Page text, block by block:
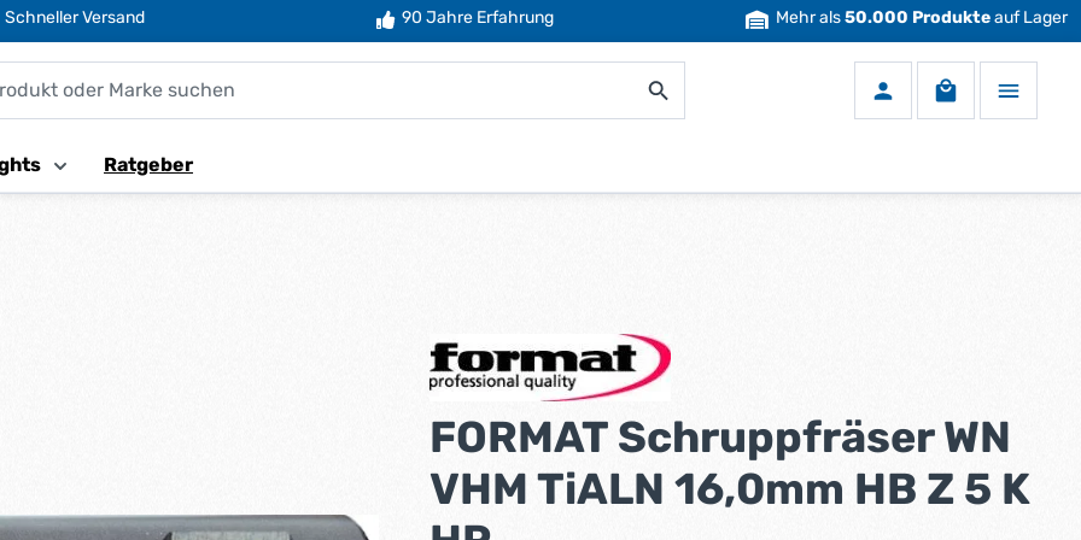
Schneller Versand 90 Jahre Erfahrung Mehr als50.000 Produkteauf Lager
Warenkorb
Ratgeber
FORMAT Schruppfräser WN
VHM TiALN 16,0mm HB Z 5 K